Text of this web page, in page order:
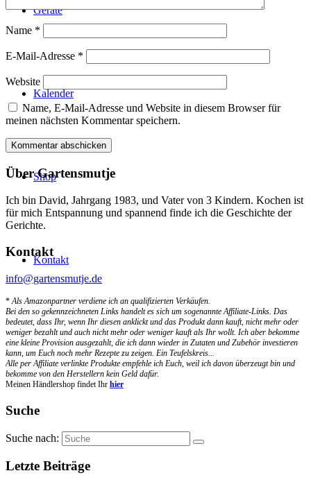
Geräte
Kalender
Shop
Kontakt
Name *
E-Mail-Adresse *
Website
Name, E-Mail-Adresse und Website in diesem Browser für
meinen nächsten Kommentar speichern.
Über Gartensmutje
Ich bin David, Jahrgang 1983, und Vater von 3 Kindern. Kochen ist
für mich Entspannung und spannend finde ich die Geschichte der
Gerichte.
Kontakt
info@gartensmutje.de
*Als Amazonpartner verdiene ich an qualifizierten Verkäufen.
Bei den so gekennzeichneten Links handelt es sich um sogenannte Affiliate-Links. Das
bedeutet, dass Ihr, wenn Ihr diesen anklickt und das Produkt dann kauft, nicht mehr oder
weniger bezahlt und auch nicht mehr oder weniger kauft als Ihr wollt. Ich aber bekomme
eine kleine Provision ausgezahlt, die ich dann wieder in Zutaten und Zubehör investieren
kann, um Euch noch mehr Rezepte zu zeigen. Ein Teufelskreis...
Alle per Affiliate verlinkte Produkte empfehle ich Euch, weil ich davon überzeugt bin und
bekomme von den Herstellern kein Geld dafür.
Meinen Händlershop findet Ihr hier
Suche
Suche nach:
Letzte Beiträge